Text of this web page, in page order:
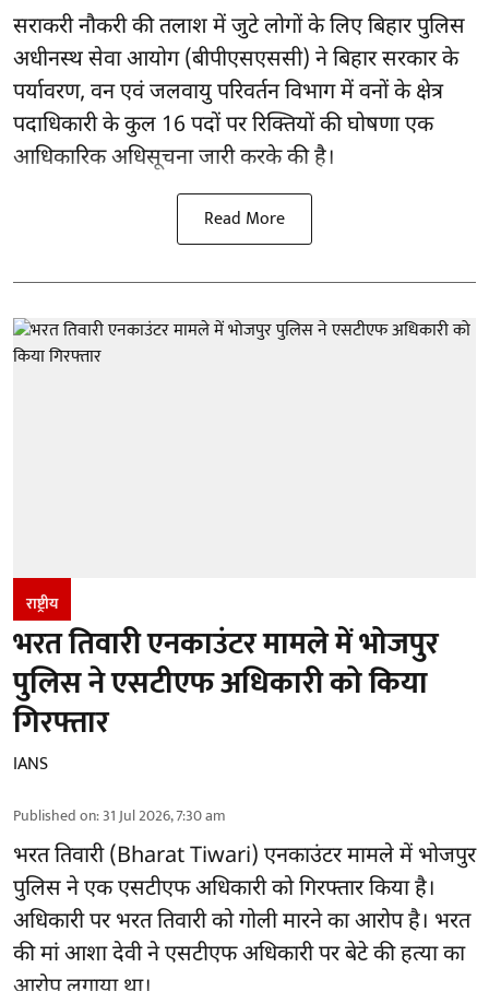
सराकरी नौकरी की तलाश में जुटे लोगों के लिए बिहार पुलिस
अधीनस्थ सेवा आयोग (बीपीएसएससी) ने बिहार सरकार के
पर्यावरण, वन एवं जलवायु परिवर्तन विभाग में वनों के क्षेत्र
पदाधिकारी के कुल 16 पदों पर रिक्तियों की घोषणाएक
आधिकारिक अधिसूचना जारी करके की है।
Read More
राष्ट्रीय
भरत तिवारी एनकाउंटर मामले में भोजपुर
पुलिस ने एसटीएफ अधिकारी को किया
गिरफ्तार
IANS
Published on:31 Jul 2026, 7:30 am
भरत तिवारी (Bharat Tiwari) एनकाउंटर मामले में भोजपुर
पुलिस ने एक एसटीएफ अधिकारी को गिरफ्तार किया है।
अधिकारी पर भरत तिवारी को गोली मारने का आरोप है। भरत
की मां आशा देवी ने एसटीएफ अधिकारी पर बेटे की हत्या का